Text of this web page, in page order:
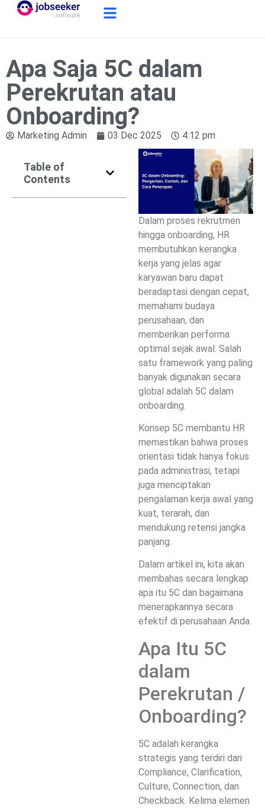
Apa Saja 5C dalam
Perekrutan atau
Onboarding?
Marketing Admin 03 Dec 2025 4:12 pm
Dalam proses rekrutmen
hingga onboarding, HR
membutuhkan kerangka
kerja yang jelas agar
karyawan baru dapat
beradaptasi dengan cepat,
memahami budaya
perusahaan, dan
memberikan performa
optimal sejak awal. Salah
satu framework yang paling
banyak digunakan secara
global adalah 5C dalam
onboarding.
Konsep 5C membantu HR
memastikan bahwa proses
orientasi tidak hanya fokus
pada administrasi, tetapi
juga menciptakan
pengalaman kerja awal yang
kuat, terarah, dan
mendukung retensi jangka
panjang.
Dalam artikel ini, kita akan
membahas secara lengkap
apa itu 5C dan bagaimana
menerapkannya secara
efektif di perusahaan Anda.
Apa Itu 5C
dalam
Perekrutan /
Onboarding?
5C adalah kerangka
strategis yang terdiri dari
Compliance, Clarification,
Culture, Connection, dan
Checkback . Kelima elemen
Table of
Contents